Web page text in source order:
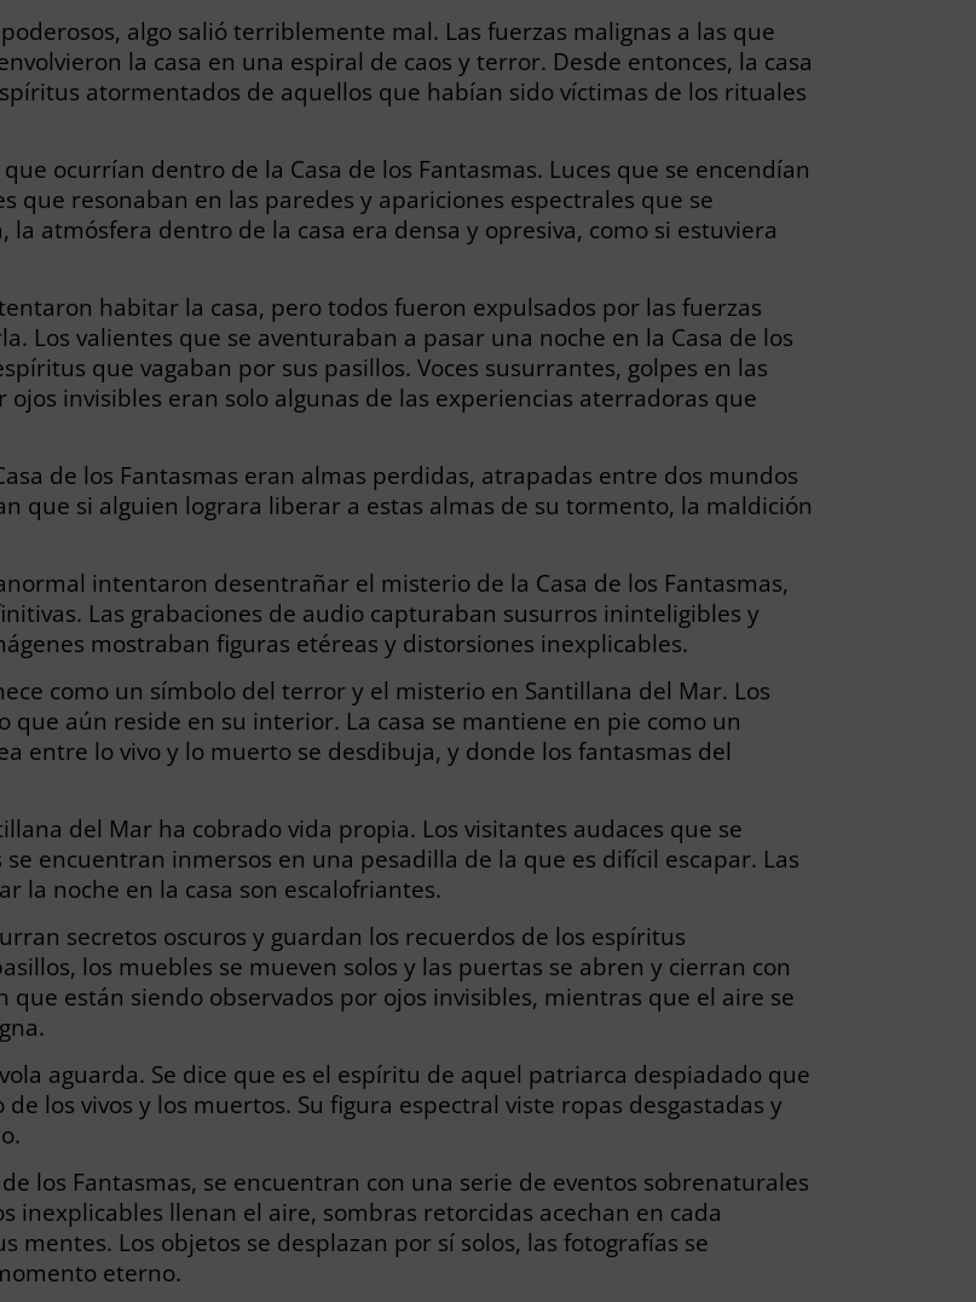
algo salió terriblemente mal. Las fuerzas malignas a las que
la casa en una espiral de caos y terror. Desde entonces, la casa
atormentados de aquellos que habían sido víctimas de los rituales
ocurrían dentro de la Casa de los Fantasmas. Luces que se encendían
que resonaban en las paredes y apariciones espectrales que se
atmósfera dentro de la casa era densa y opresiva, como si estuviera
habitar la casa, pero todos fueron expulsados por las fuerzas
Los valientes que se aventuraban a pasar una noche en la Casa de los
que vagaban por sus pasillos. Voces susurrantes, golpes en las
invisibles eran solo algunas de las experiencias aterradoras que
de los Fantasmas eran almas perdidas, atrapadas entre dos mundos
que si alguien lograra liberar a estas almas de su tormento, la maldición
intentaron desentrañar el misterio de la Casa de los Fantasmas,
Las grabaciones de audio capturaban susurros ininteligibles y
mostraban figuras etéreas y distorsiones inexplicables.
como un símbolo del terror y el misterio en Santillana del Mar. Los
aún reside en su interior. La casa se mantiene en pie como un
entre lo vivo y lo muerto se desdibuja, y donde los fantasmas del
del Mar ha cobrado vida propia. Los visitantes audaces que se
encuentran inmersos en una pesadilla de la que es difícil escapar. Las
la noche en la casa son escalofriantes.
secretos oscuros y guardan los recuerdos de los espíritus
los muebles se mueven solos y las puertas se abren y cierran con
están siendo observados por ojos invisibles, mientras que el aire se
aguarda. Se dice que es el espíritu de aquel patriarca despiadado que
los vivos y los muertos. Su figura espectral viste ropas desgastadas y
los Fantasmas, se encuentran con una serie de eventos sobrenaturales
inexplicables llenan el aire, sombras retorcidas acechan en cada
mentes. Los objetos se desplazan por sí solos, las fotografías se
eterno.